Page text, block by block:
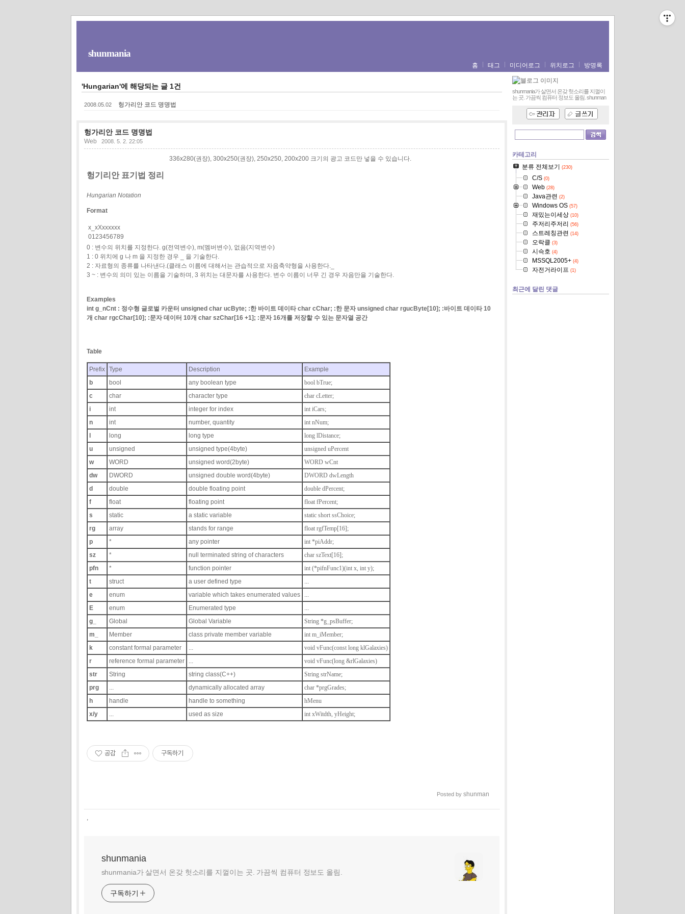
shunmania
홈 태그 미디어로그 위치로그 방명록
'Hungarian'에 해당되는 글 1건
2008.05.02 헝가리안 코드 명명법
헝가리안 코드 명명법
Web 2008. 5. 2. 22:05
336x280(권장), 300x250(권장), 250x250, 200x200 크기의 광고 코드만 넣을 수 있습니다.
헝기리안 표기법 정리
Hungarian Notation
Format
x_xXxxxxxx
0123456789
0 : 변수의 위치를 지정한다. g(전역변수), m(멤버변수), 없음(지역변수)
1 : 0 위치에 g 나 m 을 지정한 경우 _ 을 기술한다.
2 : 자료형의 종류를 나타낸다.(클래스 이름에 대해서는 관습적으로 자음축약형을 사용한다._
3 ~ : 변수의 의미 있는 이름을 기술하며, 3 위치는 대문자를 사용한다. 변수 이름이 너무 긴 경우 자음만을 기술한다.
Examples
int g_nCnt : 정수형 글로벌 카운터 unsigned char ucByte; :한 바이트 데이타 char cChar; :한 문자 unsigned char rgucByte[10]; :바이트 데이타 10
개 char rgcChar[10]; :문자 데이터 10개 char szChar[16 +1]; :문자 16개를 저장할 수 있는 문자열 공간
Table
Prefix Type Description
Example
b
bool any boolean type
bool bTrue;
c
char character type
char cLetter;
i
int integer for index
int iCars;
n
int number, quantity
int nNum;
l
long long type
long lDistance;
u
unsigned unsigned type(4byte)
unsigned uPercent
w
WORD unsigned word(2byte)
WORD wCnt
dw
DWORD unsigned double word(4byte)
DWORD dwLength
d
double double floating point
double dPercent;
f
float floating point
float fPercent;
s
static a static variable
static short ssChoice;
rg
array stands for range
float rgfTemp[16];
p
* any pointer
int *piAddr;
sz
* null terminated string of characters
char szText[16];
pfn
* function pointer
int (*pifnFunc1)(int x, int y);
t
struct a user defined type
e
enum variable which takes enumerated values
E
enum Enumerated type
g_
Global Global Variable
String *g_psBuffer;
m_
Member class private member variable
int m_iMember;
k
constant formal parameter
void vFunc(const long klGalaxies)
r
reference formal parameter
void vFunc(long &rlGalaxies)
str
String string class(C++)
String strName;
prg
dynamically allocated array
char *prgGrades;
h
handle handle to something
hMenu
x/y
used as size int xWitdth, yHeight;
공감 구독하기
Posted by shunman
shunmania
shunmania가 살면서 온갖 헛소리를 지껄이는 곳. 가끔씩 컴퓨터 정보도 올림.
구독하기
shunmania가 살면서 온갖 헛소리를 지껄이
는 곳. 가끔씩 컴퓨터 정보도 올림. shunman
카테고리
분류 전체보기
(230)
C/S(0)
Web(28)
Java관련 (2)
Windows OS(57)
재밌는이세상(10)
주저리주저리 (56)
스트레칭관련 (14)
오락클 (3)
시슥호 (4)
MSSQL2005+(4)
자전거라이프 (1)
최근에 달린 댓글